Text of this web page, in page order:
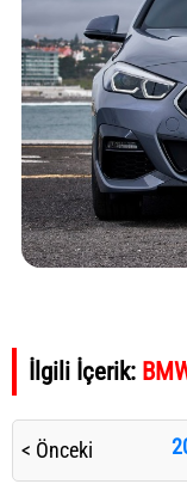
İlgili İçerik:
< Önceki